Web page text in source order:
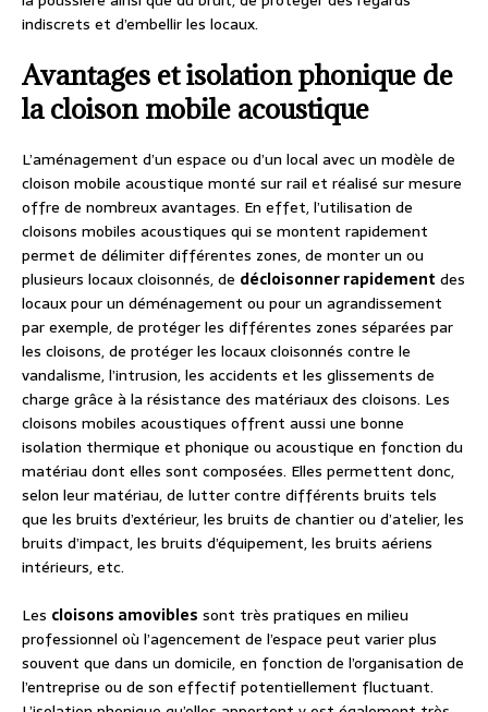
indiscrets et d’embellir les locaux.
Avantages et isolation phonique de
la cloison mobile acoustique
L’aménagement d’un espace ou d’un local avec un modèle de
cloison mobile acoustique monté sur rail et réalisé sur mesure
offre de nombreux avantages. En effet, l’utilisation de
cloisons mobiles acoustiques qui se montent rapidement
permet de délimiter différentes zones, de monter un ou
plusieurs locaux cloisonnés, de décloisonner rapidement des
locaux pour un déménagement ou pour un agrandissement
par exemple, de protéger les différentes zones séparées par
les cloisons, de protéger les locaux cloisonnés contre le
vandalisme, l’intrusion, les accidents et les glissements de
charge grâce à la résistance des matériaux des cloisons. Les
cloisons mobiles acoustiques offrent aussi une bonne
isolation thermique et phonique ou acoustique en fonction du
matériau dont elles sont composées. Elles permettent donc,
selon leur matériau, de lutter contre différents bruits tels
que les bruits d’extérieur, les bruits de chantier ou d’atelier, les
bruits d’impact, les bruits d’équipement, les bruits aériens
intérieurs, etc.
Les cloisons amovibles sont très pratiques en milieu
professionnel où l’agencement de l’espace peut varier plus
souvent que dans un domicile, en fonction de l’organisation de
l’entreprise ou de son effectif potentiellement fluctuant.